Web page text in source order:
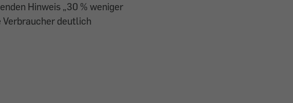
Hinweis „30 % weniger
deutlich